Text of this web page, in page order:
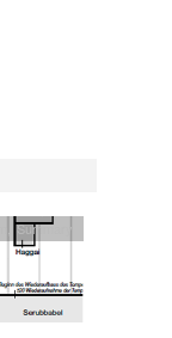
,Summary